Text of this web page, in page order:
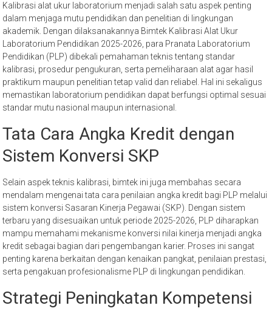
Kalibrasi alat ukur laboratorium menjadi salah satu aspek penting
dalam menjaga mutu pendidikan dan penelitian di lingkungan
akademik. Dengan dilaksanakannya Bimtek Kalibrasi Alat Ukur
Laboratorium Pendidikan 2025-2026, para Pranata Laboratorium
Pendidikan (PLP) dibekali pemahaman teknis tentang standar
kalibrasi, prosedur pengukuran, serta pemeliharaan alat agar hasil
praktikum maupun penelitian tetap valid dan reliabel. Hal ini sekaligus
memastikan laboratorium pendidikan dapat berfungsi optimal sesuai
standar mutu nasional maupun internasional.
Tata Cara Angka Kredit dengan
Sistem Konversi SKP
Selain aspek teknis kalibrasi, bimtek ini juga membahas secara
mendalam mengenai tata cara penilaian angka kredit bagi PLP melalui
sistem konversi Sasaran Kinerja Pegawai (SKP). Dengan sistem
terbaru yang disesuaikan untuk periode 2025-2026, PLP diharapkan
mampu memahami mekanisme konversi nilai kinerja menjadi angka
kredit sebagai bagian dari pengembangan karier. Proses ini sangat
penting karena berkaitan dengan kenaikan pangkat, penilaian prestasi,
serta pengakuan profesionalisme PLP di lingkungan pendidikan.
Strategi Peningkatan Kompetensi